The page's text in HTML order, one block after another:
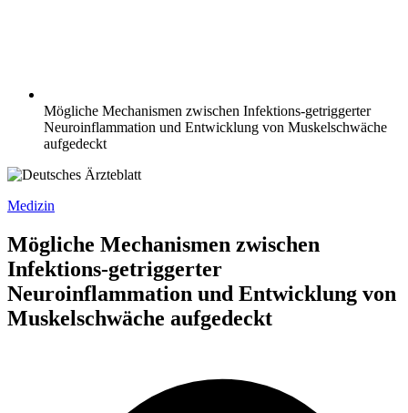
Mögliche Mechanismen zwischen Infektions-getriggerter
Neuroinflammation und Entwicklung von Muskelschwäche
aufgedeckt
Medizin
Mögliche Mechanismen zwischen
Infektions-getriggerter
Neuroinflammation und Entwicklung von
Muskelschwäche aufgedeckt